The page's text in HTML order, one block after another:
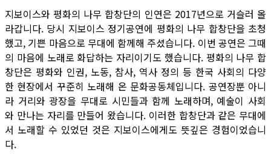
지보이스와 평화의 나무 합창단의 인연은 2017년으로 거슬러 올
라갑니다. 당시 지보이스 정기공연에 평화의 나무 합창단을 초청
했고, 기쁜 마음으로 무대에 함께해 주셨습니다. 이번 공연은 그때
의 마음에 노래로 화답하는 자리이기도 했습니다. 평화의 나무 합
창단은 평화와 인권, 노동, 참사, 역사 정의 등 한국 사회의 다양
한 현장에서 꾸준히 노래해 온 문화공동체입니다. 공연장뿐 아니
라 거리와 광장을 무대로 시민들과 함께 노래하며, 예술이 사회
와 만나는 자리를 만들어 왔습니다. 이러한 합창단과 같은 무대에
서 노래할 수 있었던 것은 지보이스에게도 뜻깊은 경험이었습니
다.